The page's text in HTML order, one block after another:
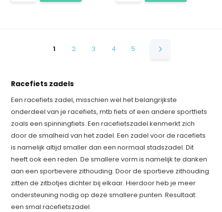
1 2 3 4 5
Racefiets zadels
Een racefiets zadel, misschien wel het belangrijkste
onderdeel van je racefiets, mtb fiets of een andere sportfiets
zoals een spinningfiets. Een racefietszadel kenmerkt zich
door de smalheid van het zadel. Een zadel voor de racefiets
is namelijk altijd smaller dan een normaal stadszadel. Dit
heeft ook een reden. De smallere vorm is namelijk te danken
aan een sportievere zithouding. Door de sportieve zithouding
zitten de zitbotjes dichter bij elkaar. Hierdoor heb je meer
ondersteuning nodig op deze smallere punten. Resultaat:
een smal racefietszadel.